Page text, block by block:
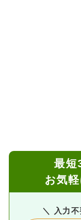
最短
お気
＼ 入力